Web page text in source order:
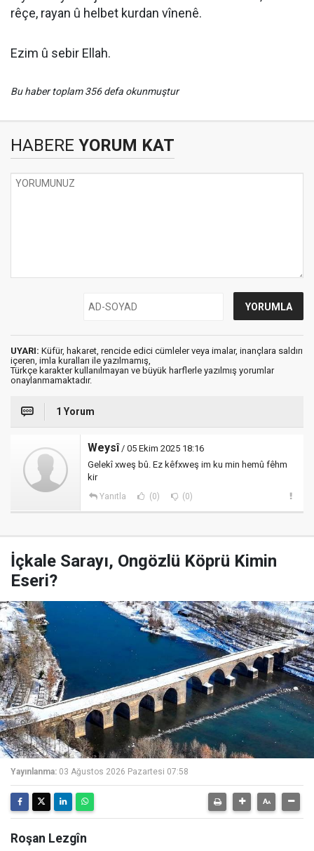
rêçe, rayan û helbet kurdan vînenê.
Ezim û sebir Ellah.
Bu haber toplam 356 defa okunmuştur
HABERE YORUM KAT
UYARI: Küfür, hakaret, rencide edici cümleler veya imalar, inançlara saldırı
içeren, imla kuralları ile yazılmamış,
Türkçe karakter kullanılmayan ve büyük harflerle yazılmış yorumlar
onaylanmamaktadır.
1 Yorum
Weysî/ 05 Ekim 2025 18:16
Gelekî xweş bû. Ez kêfxweş im ku min hemû fêhm
kir
Yanıtla (0) (0)
İçkale Sarayı, Ongözlü Köprü Kimin
Eseri?
Yayınlanma: 03 Ağustos 2026 Pazartesi 07:58
Roşan Lezgîn